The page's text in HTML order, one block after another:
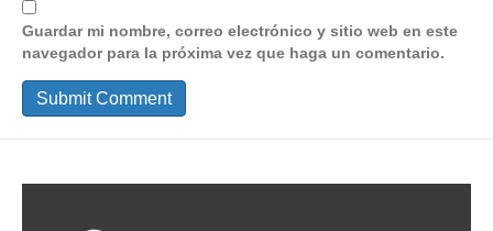
Guardar mi nombre, correo electrónico y sitio web en este
navegador para la próxima vez que haga un comentario.